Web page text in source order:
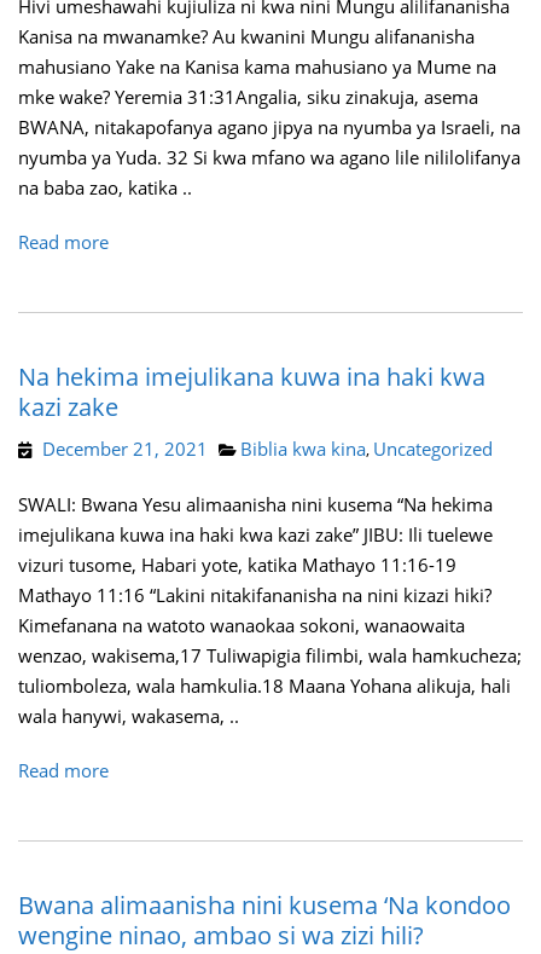
Hivi umeshawahi kujiuliza ni kwa nini Mungu alilifananisha
Kanisa na mwanamke? Au kwanini Mungu alifananisha
mahusiano Yake na Kanisa kama mahusiano ya Mume na
mke wake? Yeremia 31:31Angalia, siku zinakuja, asema
BWANA, nitakapofanya agano jipya na nyumba ya Israeli, na
nyumba ya Yuda. 32 Si kwa mfano wa agano lile nililolifanya
na baba zao, katika ..
Read more
Na hekima imejulikana kuwa ina haki kwa
kazi zake
December 21, 2021 Biblia kwa kina, Uncategorized
SWALI: Bwana Yesu alimaanisha nini kusema “Na hekima
imejulikana kuwa ina haki kwa kazi zake” JIBU: Ili tuelewe
vizuri tusome, Habari yote, katika Mathayo 11:16-19
Mathayo 11:16 “Lakini nitakifananisha na nini kizazi hiki?
Kimefanana na watoto wanaokaa sokoni, wanaowaita
wenzao, wakisema,17 Tuliwapigia filimbi, wala hamkucheza;
tuliomboleza, wala hamkulia.18 Maana Yohana alikuja, hali
wala hanywi, wakasema, ..
Read more
Bwana alimaanisha nini kusema ‘Na kondoo
wengine ninao, ambao si wa zizi hili?